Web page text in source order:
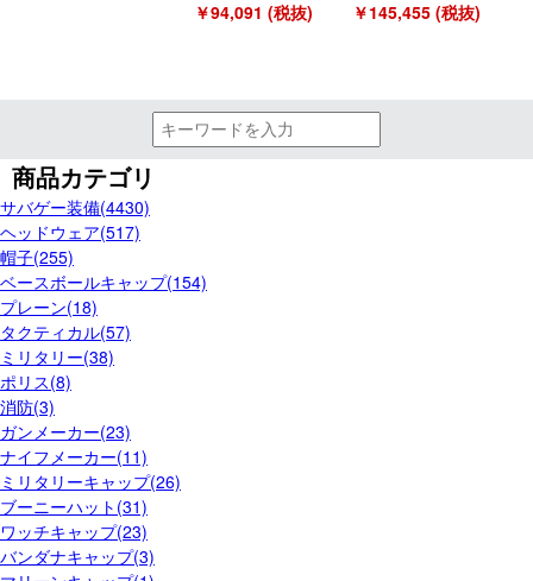
￥94,091 (税抜) ￥145,455 (税抜)
商品カテゴリ
サバゲー装備(4430)
ヘッドウェア(517)
帽子(255)
ベースボールキャップ(154)
プレーン(18)
タクティカル(57)
ミリタリー(38)
ポリス(8)
消防(3)
ガンメーカー(23)
ナイフメーカー(11)
ミリタリーキャップ(26)
ブーニーハット(31)
ワッチキャップ(23)
バンダナキャップ(3)